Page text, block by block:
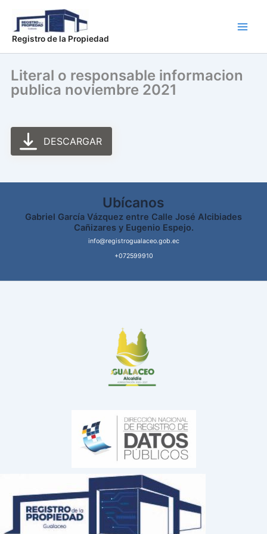
contenido
Registro de la Propiedad
Literal o responsable informacion
publica noviembre 2021
DESCARGAR
Ubícanos
Gabriel García Vázquez entre Calle José Alcibiades
Cañizares y Eugenio Espejo.
info@registrogualaceo.gob.ec
+072599910